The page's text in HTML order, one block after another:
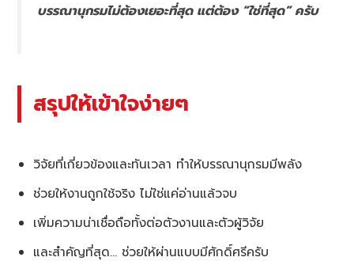
บรรณานุกรมไม่ต้องเยอะที่สุด แต่ต้อง “ใช่ที่สุด” ครับ
สรุปให้เข้าใจง่ายๆ
วิจัยที่เกี่ยวข้องและทันเวลา ทำให้บรรณานุกรมมีพลัง
ช่วยให้งานถูกใช้จริง ไม่ใช่แค่อ่านแล้วจบ
เพิ่มความน่าเชื่อถือทั้งต่อตัวงานและตัวผู้วิจัย
และสำคัญที่สุด… ช่วยให้ผ่านแบบมีศักดิ์ศรีครับ